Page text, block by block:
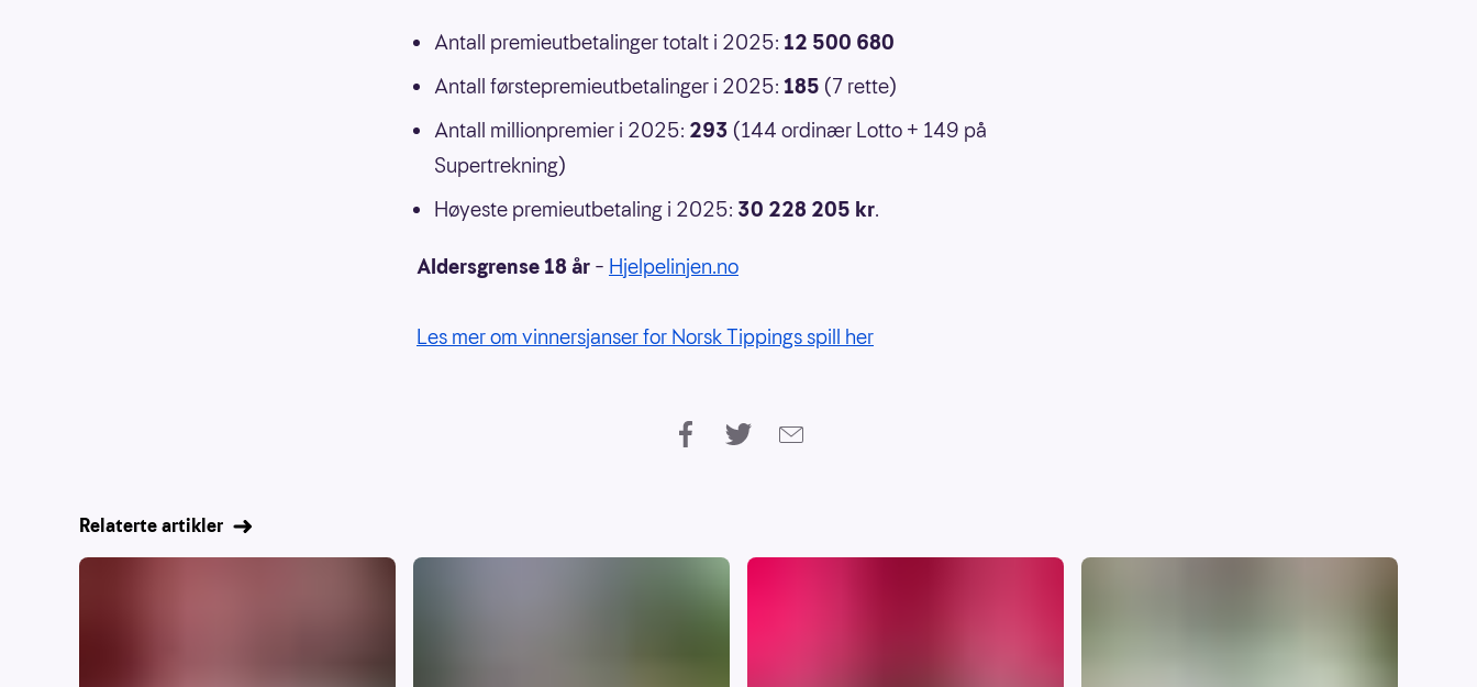
Antall premieutbetalinger totalt i 2025: 12 500 680
Antall førstepremieutbetalinger i 2025: 185 (7 rette)
Antall millionpremier i 2025: 293 (144 ordinær Lotto + 149 på
Supertrekning)
Høyeste premieutbetaling i 2025: 30 228 205 kr.
Aldersgrense 18 år – Hjelpelinjen.no
Les mer om vinnersjanser for Norsk Tippings spill her
Relaterte artikler